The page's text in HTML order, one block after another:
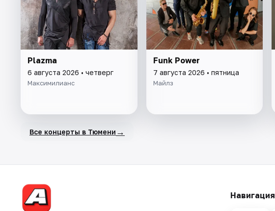
Plazma
6 августа 2026 • четверг
Максимилианс
Funk Power
7 августа 2026 • пятница
Майлз
Все концерты в Тюмени →
Навигация